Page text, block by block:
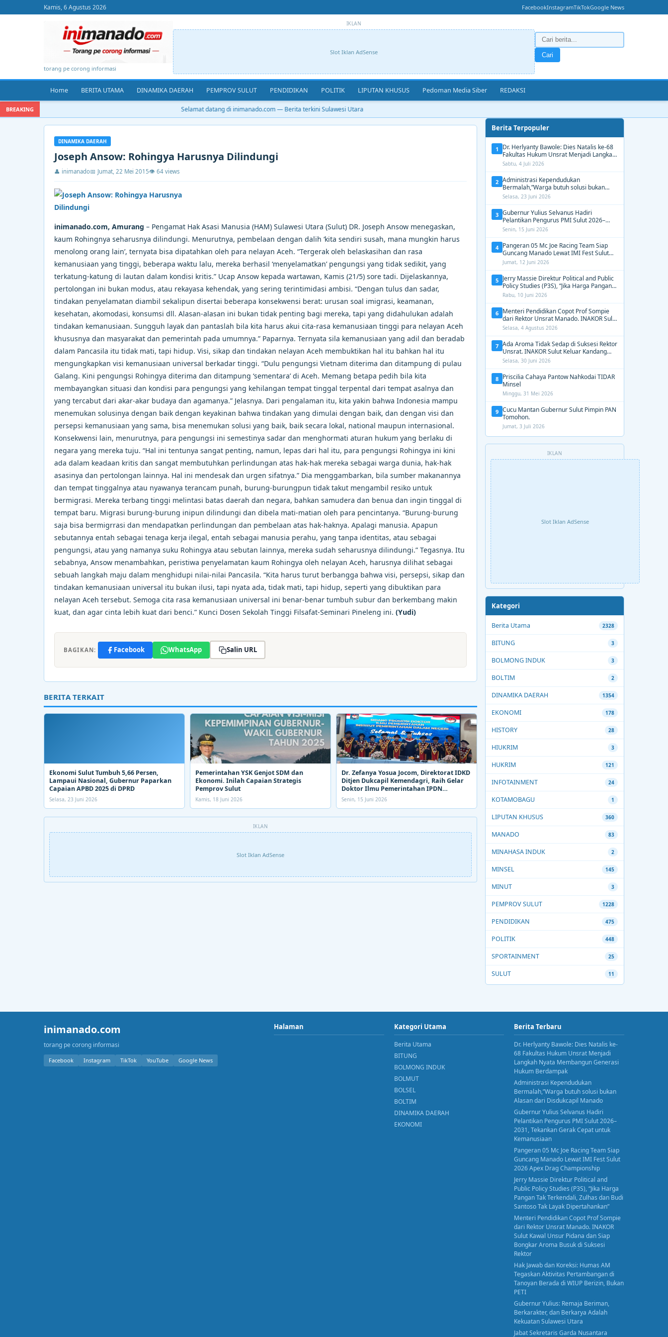
Kamis, 6 Agustus 2026 FacebookInstagramTikTokGoogle News
torang pe corong informasi
IKLAN
Slot Iklan AdSense Cari
Home BERITA UTAMA DINAMIKA DAERAH PEMPROV SULUT PENDIDIKAN POLITIK LIPUTAN KHUSUS Pedoman Media Siber REDAKSI
BREAKING Selamat datang di inimanado.com — Berita terkini Sulawesi Utara
DINAMIKA DAERAH
Joseph Ansow: Rohingya Harusnya Dilindungi
👤 inimanado📅 Jumat, 22 Mei 2015👁 64 views
inimanado.com, Amurang – Pengamat Hak Asasi Manusia (HAM) Sulawesi Utara (Sulut) DR. Joseph Ansow menegaskan,
kaum Rohingnya seharusnya dilindungi. Menurutnya, pembelaan dengan dalih ‘kita sendiri susah, mana mungkin harus
menolong orang lain’, ternyata bisa dipatahkan oleh para nelayan Aceh. “Tergerak oleh belaskasihan dan rasa
kemanusiaan yang tinggi, beberapa waktu lalu, mereka berhasil ‘menyelamatkan’ pengungsi yang tidak sedikit, yang
terkatung-katung di lautan dalam kondisi kritis.” Ucap Ansow kepada wartawan, Kamis (21/5) sore tadi. Dijelaskannya,
pertolongan ini bukan modus, atau rekayasa kehendak, yang sering terintimidasi ambisi. “Dengan tulus dan sadar,
tindakan penyelamatan diambil sekalipun disertai beberapa konsekwensi berat: urusan soal imigrasi, keamanan,
kesehatan, akomodasi, konsumsi dll. Alasan-alasan ini bukan tidak penting bagi mereka, tapi yang didahulukan adalah
tindakan kemanusiaan. Sungguh layak dan pantaslah bila kita harus akui cita-rasa kemanusiaan tinggi para nelayan Aceh
khususnya dan masyarakat dan pemerintah pada umumnya.” Paparnya. Ternyata sila kemanusiaan yang adil dan beradab
dalam Pancasila itu tidak mati, tapi hidup. Visi, sikap dan tindakan nelayan Aceh membuktikan hal itu bahkan hal itu
mengungkapkan visi kemanusiaan universal berkadar tinggi. “Dulu pengungsi Vietnam diterima dan ditampung di pulau
Galang. Kini pengungsi Rohingya diterima dan ditampung ‘sementara’ di Aceh. Memang betapa pedih bila kita
membayangkan situasi dan kondisi para pengungsi yang kehilangan tempat tinggal terpental dari tempat asalnya dan
yang tercabut dari akar-akar budaya dan agamanya.” Jelasnya. Dari pengalaman itu, kita yakin bahwa Indonesia mampu
menemukan solusinya dengan baik dengan keyakinan bahwa tindakan yang dimulai dengan baik, dan dengan visi dan
persepsi kemanusiaan yang sama, bisa menemukan solusi yang baik, baik secara lokal, national maupun internasional.
Konsekwensi lain, menurutnya, para pengungsi ini semestinya sadar dan menghormati aturan hukum yang berlaku di
negara yang mereka tuju. “Hal ini tentunya sangat penting, namun, lepas dari hal itu, para pengungsi Rohingya ini kini
ada dalam keadaan kritis dan sangat membutuhkan perlindungan atas hak-hak mereka sebagai warga dunia, hak-hak
asasinya dan pertolongan lainnya. Hal ini mendesak dan urgen sifatnya.” Dia menggambarkan, bila sumber makanannya
dan tempat tinggalnya atau nyawanya terancam punah, burung-burungpun tidak takut mengambil resiko untuk
bermigrasi. Mereka terbang tinggi melintasi batas daerah dan negara, bahkan samudera dan benua dan ingin tinggal di
tempat baru. Migrasi burung-burung inipun dilindungi dan dibela mati-matian oleh para pencintanya. “Burung-burung
saja bisa bermigrrasi dan mendapatkan perlindungan dan pembelaan atas hak-haknya. Apalagi manusia. Apapun
sebutannya entah sebagai tenaga kerja ilegal, entah sebagai manusia perahu, yang tanpa identitas, atau sebagai
pengungsi, atau yang namanya suku Rohingya atau sebutan lainnya, mereka sudah seharusnya dilindungi.” Tegasnya. Itu
sebabnya, Ansow menambahkan, peristiwa penyelamatan kaum Rohingya oleh nelayan Aceh, harusnya dilihat sebagai
sebuah langkah maju dalam menghidupi nilai-nilai Pancasila. “Kita harus turut berbangga bahwa visi, persepsi, sikap dan
tindakan kemanusiaan universal itu bukan ilusi, tapi nyata ada, tidak mati, tapi hidup, seperti yang dibuktikan para
nelayan Aceh tersebut. Semoga cita rasa kemanusiaan universal ini benar-benar tumbuh subur dan berkembang makin
kuat, dan agar cinta lebih kuat dari benci.” Kunci Dosen Sekolah Tinggi Filsafat-Seminari Pineleng ini. (Yudi)
BAGIKAN: Facebook WhatsApp Salin URL
BERITA TERKAIT
Ekonomi Sulut Tumbuh 5,66 Persen,
Lampaui Nasional, Gubernur Paparkan
Capaian APBD 2025 di DPRD
Selasa, 23 Juni 2026
Pemerintahan YSK Genjot SDM dan
Ekonomi. Inilah Capaian Strategis
Pemprov Sulut
Kamis, 18 Juni 2026
Dr. Zefanya Yosua Jocom, Direktorat IDKD
Ditjen Dukcapil Kemendagri, Raih Gelar
Doktor Ilmu Pemerintahan IPDN
Kemendagri
Senin, 15 Juni 2026
IKLAN
Slot Iklan AdSense
Berita Terpopuler
1
Dr. Herlyanty Bawole: Dies Natalis ke-68
Fakultas Hukum Unsrat Menjadi Langkah
Nyata Membangun Generasi Hukum
Berdampak
Sabtu, 4 Juli 2026
2 Administrasi Kependudukan
Bermalah,”Warga butuh solusi bukan
Alasan dari Disdukcapil Manado
Selasa, 23 Juni 2026
3 Gubernur Yulius Selvanus Hadiri
Pelantikan Pengurus PMI Sulut 2026–
2031, Tekankan Gerak Cepat untuk
Kemanusiaan
Senin, 15 Juni 2026
4 Pangeran 05 Mc Joe Racing Team Siap
Guncang Manado Lewat IMI Fest Sulut
2026 Apex Drag Championship
Jumat, 12 Juni 2026
5 Jerry Massie Direktur Political and Public
Policy Studies (P3S), “Jika Harga Pangan
Tak Terkendali, Zulhas dan Budi Santoso
Tak Layak Dipertahankan”
Rabu, 10 Juni 2026
6 Menteri Pendidikan Copot Prof Sompie
dari Rektor Unsrat Manado. INAKOR Sulut
Kawal Unsur Pidana dan Siap Bongkar
Aroma Busuk di Suksesi Rektor
Selasa, 4 Agustus 2026
7 Ada Aroma Tidak Sedap di Suksesi Rektor
Unsrat. INAKOR Sulut Keluar Kandang
Kawal Proses Seleksi
Selasa, 30 Juni 2026
8 Priscilia Cahaya Pantow Nahkodai TIDAR
Minsel
Minggu, 31 Mei 2026
9 Cucu Mantan Gubernur Sulut Pimpin PAN
Tomohon.
Jumat, 3 Juli 2026
IKLAN
Slot Iklan AdSense
Kategori
Berita Utama 2328
BITUNG 3
BOLMONG INDUK 3
BOLTIM 2
DINAMIKA DAERAH 1354
EKONOMI 178
HISTORY 28
HIUKRIM 3
HUKRIM 121
INFOTAINMENT 24
KOTAMOBAGU 1
LIPUTAN KHUSUS 360
MANADO 83
MINAHASA INDUK 2
MINSEL 145
MINUT 3
PEMPROV SULUT 1228
PENDIDIKAN 475
POLITIK 448
SPORTAINMENT 25
SULUT 11
inimanado.com
torang pe corong informasi
Facebook Instagram TikTok YouTube Google News
Halaman Kategori Utama
Berita Utama
BITUNG
BOLMONG INDUK
BOLMUT
BOLSEL
BOLTIM
DINAMIKA DAERAH
EKONOMI
Berita Terbaru
Dr. Herlyanty Bawole: Dies Natalis ke-
68 Fakultas Hukum Unsrat Menjadi
Langkah Nyata Membangun Generasi
Hukum Berdampak
Administrasi Kependudukan
Bermalah,”Warga butuh solusi bukan
Alasan dari Disdukcapil Manado
Gubernur Yulius Selvanus Hadiri
Pelantikan Pengurus PMI Sulut 2026–
2031, Tekankan Gerak Cepat untuk
Kemanusiaan
Pangeran 05 Mc Joe Racing Team Siap
Guncang Manado Lewat IMI Fest Sulut
2026 Apex Drag Championship
Jerry Massie Direktur Political and
Public Policy Studies (P3S), “Jika Harga
Pangan Tak Terkendali, Zulhas dan Budi
Santoso Tak Layak Dipertahankan”
Menteri Pendidikan Copot Prof Sompie
dari Rektor Unsrat Manado. INAKOR
Sulut Kawal Unsur Pidana dan Siap
Bongkar Aroma Busuk di Suksesi
Rektor
Hak Jawab dan Koreksi: Humas AM
Tegaskan Aktivitas Pertambangan di
Tanoyan Berada di WIUP Berizin, Bukan
PETI
Gubernur Yulius: Remaja Beriman,
Berkarakter, dan Berkarya Adalah
Kekuatan Sulawesi Utara
Jabat Sekretaris Garda Nusantara